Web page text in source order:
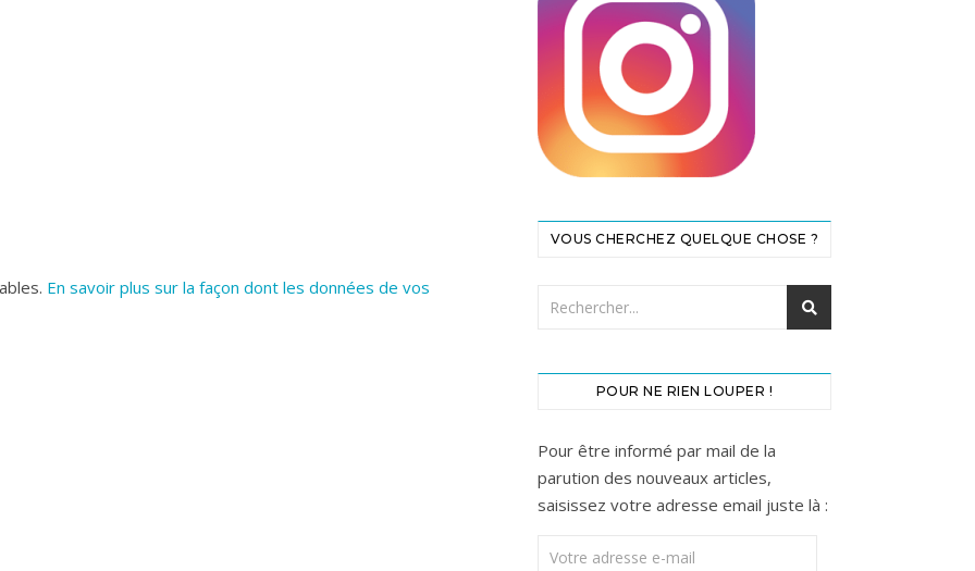
En savoir plus sur la façon dont les données de vos
VOUS CHERCHEZ QUELQUE CHOSE ?
POUR NE RIEN LOUPER !
Pour être informé par mail de la
parution des nouveaux articles,
saisissez votre adresse email juste là :
Votre adresse e-mail